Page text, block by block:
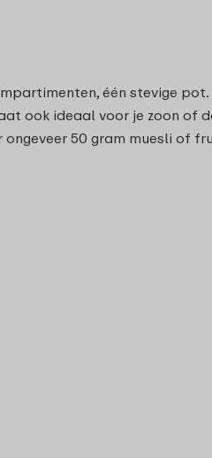
één stevige pot.
ook ideaal voor je zoon of
50 gram muesli of